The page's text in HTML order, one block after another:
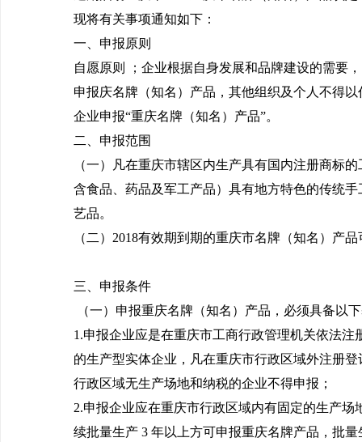
现将有关事项通知如下：
一、申报原则
自愿原则 ；企业根据自身发展和品牌建设的需要
申报庆名牌（知名）产品，其他组织及个人不得
企业申报“重庆名牌（知名）产品”。
二、申报范围
（一）凡在重庆市辖区内生产具有国内注册商标
含食品、药品及军工产品）具有地方特色的传统手
艺品。
（二）2018有效期到期的重庆市名牌（知名）产
三、申报条件
（一）申报重庆名牌（知名）产品，必须具备以
1.申报企业应是在重庆市工商行政管理机关依法注
的生产型实体企业，凡在重庆市行政区域外注册
行政区域无生产场地和纳税的企业不得申报；
2.申报企业应在重庆市行政区域内有固定的生产场
续批量生产 3 年以上方可申报重庆名牌产品，批量